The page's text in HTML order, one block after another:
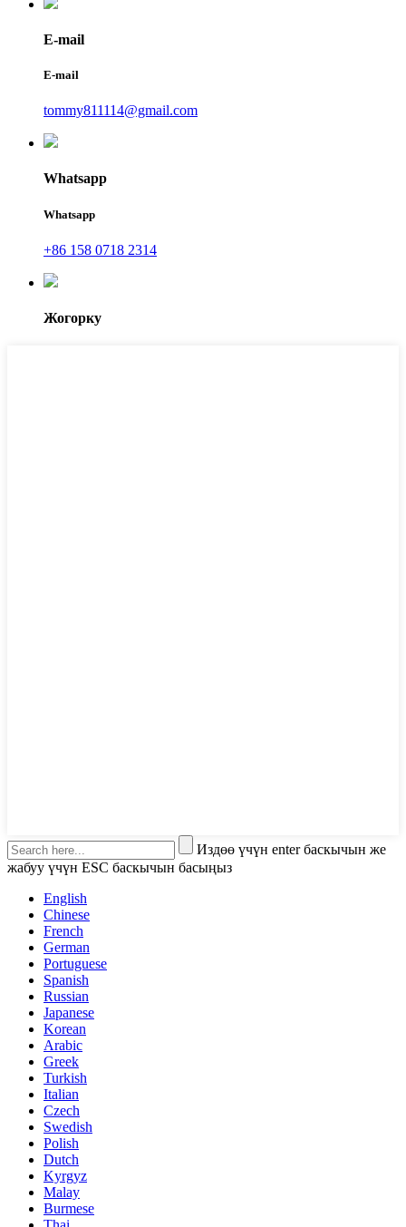
E-mail
E-mail
tommy811114@gmail.com
Whatsapp
Whatsapp
+86 158 0718 2314
Жогорку
Издөө үчүн enter баскычын же
жабуу үчүн ESC баскычын басыңыз
English
Chinese
French
German
Portuguese
Spanish
Russian
Japanese
Korean
Arabic
Greek
Turkish
Italian
Czech
Swedish
Polish
Dutch
Kyrgyz
Malay
Burmese